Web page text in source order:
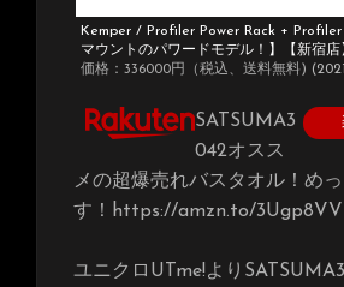
Kemper / Profiler Power Rack + Profiler
マウントのパワードモデル！】【新宿店
価格：336000円（税込、送料無料)
SATSUMA3
042オスス
メの超爆売れバスタオル！め
す！https://amzn.to/3Ugp8VV
ユニクロUTme!より